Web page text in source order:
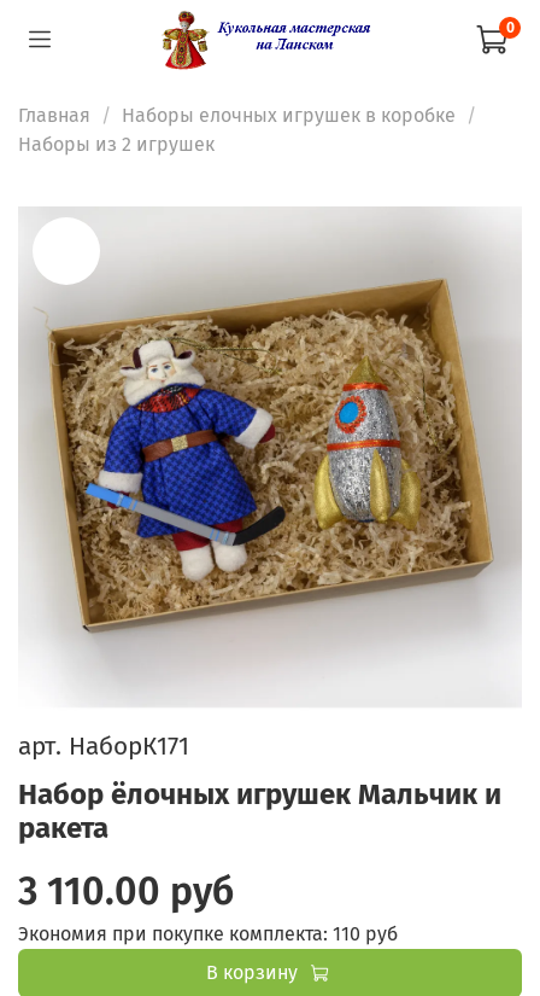
0
Главная
Наборы елочных игрушек в коробке
Наборы из 2 игрушек
арт. НаборК171
Набор ёлочных игрушек Мальчик и
ракета
3 110.00 руб
Экономия при покупке комплекта: 110 руб
В корзину